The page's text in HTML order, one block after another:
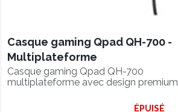
Casque gaming Qpad QH-700 -
Multiplateforme
Casque gaming Qpad QH-700
multiplateforme avec design premium
ÉPUISÉ